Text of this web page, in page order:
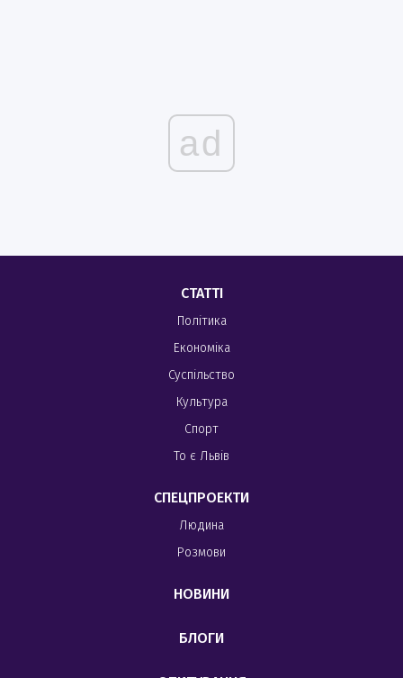
ad
СТАТТІ
Політика
Економіка
Суспільство
Культура
Спорт
То є Львів
СПЕЦПРОЕКТИ
Людина
Розмови
НОВИНИ
БЛОГИ